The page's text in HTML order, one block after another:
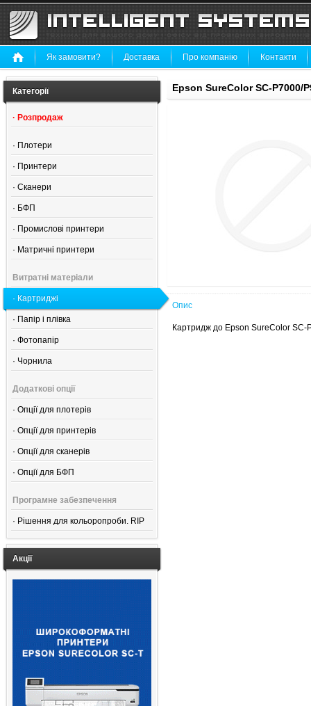
Як замовити? Доставка Про компанію Контакти
Категорії
· Розпродаж
· Плотери
· Принтери
· Сканери
· БФП
· Промислові принтери
· Матричні принтери
Витратні матеріали
· Картриджі
· Папір і плівка
· Фотопапір
· Чорнила
Додаткові опції
· Опції для плотерів
· Опції для принтерів
· Опції для сканерів
· Опції для БФП
Програмне забезпечення
· Рішення для кольоропроби. RIP
Акції
Epson SureColor SC-P7000/
Опис
Картридж до Epson SureColor